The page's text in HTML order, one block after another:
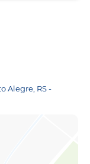
Alegre, RS -